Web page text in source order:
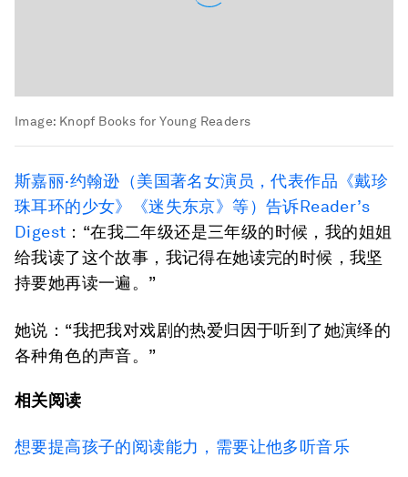
Image: Knopf Books for Young Readers
斯嘉丽·约翰逊（美国著名女演员，代表作品《戴珍
珠耳环的少女》《迷失东京》等）告诉Reader’s
Digest ：“在我二年级还是三年级的时候，我的姐姐
给我读了这个故事，我记得在她读完的时候，我坚
持要她再读一遍。”
她说：“我把我对戏剧的热爱归因于听到了她演绎的
各种角色的声音。”
相关阅读
想要提高孩子的阅读能力，需要让他多听音乐